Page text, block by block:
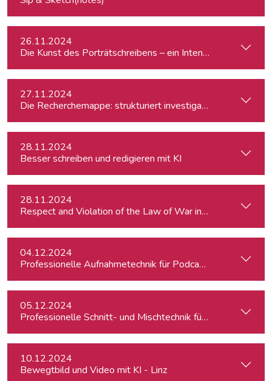
26.11.2024
Die Kunst des Porträtschreibens – ein Intensiv-Workshop
27.11.2024
Die Recherchemappe: strukturiert investigativ arbeiten,
28.11.2024
Besser schreiben und redigieren mit KI
28.11.2024
Respect and Violation of the Law of War in Ukraine and
04.12.2024
Professionelle Aufnahmetechnik für Podcasts
05.12.2024
Professionelle Schnitt- und Mischtechnik für Podcasts
10.12.2024
Bewegtbild und Video mit KI - Linz